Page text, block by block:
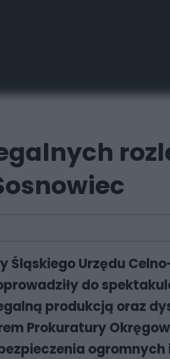
Urzędu
do
produkcją oraz
Prokuratury